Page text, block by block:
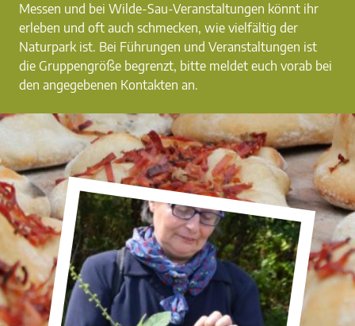
Messen und bei Wilde-Sau-Veranstaltungen könnt ihr
erleben und oft auch schmecken, wie vielfältig der
Naturpark ist. Bei Führungen und Veranstaltungen ist
die Gruppengröße begrenzt, bitte meldet euch vorab bei
den angegebenen Kontakten an.